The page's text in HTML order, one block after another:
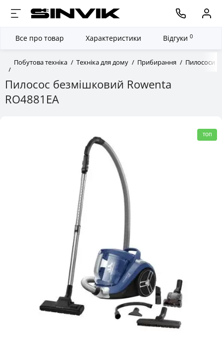
Побутова техніка Техніка для дому Прибирання Пилососи
Пилосос безмішковий Rowenta
RO4881EA
Все про товар Характеристики Відгуки 0
ТОП